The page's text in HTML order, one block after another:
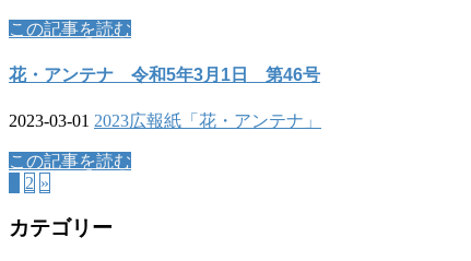
この記事を読む
花・アンテナ 令和5年3月1日 第46号
2023-03-01 2023広報紙「花・アンテナ」
この記事を読む
2 »
カテゴリー